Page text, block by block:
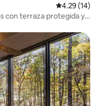
Calificación
4.29 (14)
con terraza protegida y